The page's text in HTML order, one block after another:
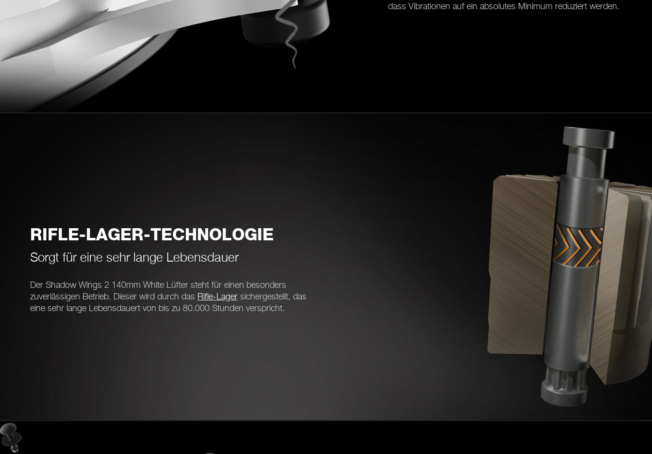
dass Vibrationen auf ein absolutes Minimum reduziert werden.
RIFLE-LAGER-TECHNOLOGIE
Sorgt für eine sehr lange Lebensdauer
Der Shadow Wings 2 140mm White Lüfter steht für einen besonders
zuverlässigen Betrieb. Dieser wird durch das Rifle-Lager sichergestellt, das
eine sehr lange Lebensdauert von bis zu 80.000 Stunden verspricht.